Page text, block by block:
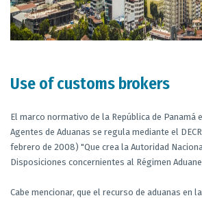
Use of customs brokers
El marco normativo de la República de Panamá
Agentes de Aduanas se regula mediante el
febrero de 2008) "Que crea la Autoridad
Disposiciones concernientes al Régimen
Cabe mencionar, que el recurso de aduanas en